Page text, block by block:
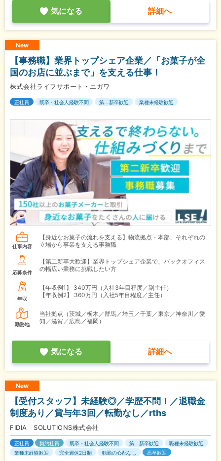
気になる 詳細へ
New
【事務職】業界トップシェア企業／「お菓子が全
国のお店に並ぶまで」を支える仕事！
株式会社ライフサポート・エガワ
正社員 既卒・社会人経験不問 第二新卒歓迎 業種未経験歓迎
仕事内容
【身近なお菓子の流れを支える】物流拠点・本部、それぞれの
立場から事業を支える事務職
応募条件
【第二新卒大歓迎】業界トップシェア企業で、バックオフィス
の幅広い業務に挑戦したい方
年収
【年収例1】
340万円（入社3年目程度／副主任）
【年収例2】
360万円（入社5年目程度／主任）
勤務地
当社拠点（茨城／栃木／群馬／埼玉／千葉／東京／神奈川／愛
知／滋賀／広島／福岡）
気になる 詳細へ
New
【受付スタッフ】未経験◎／学歴不問！／退職金
制度あり／賞与年3回／転勤なし／rths
FIDIA SOLUTIONS株式会社
正社員 契約社員 既卒・社会人経験不問 第二新卒歓迎
職種未経験歓迎
業種未経験歓迎
完全週休2日制 転勤の心配なし 高卒歓迎